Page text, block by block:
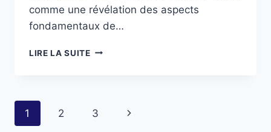
comme une révélation des aspects
fondamentaux de…
LIRE LA SUITE
1 2 3